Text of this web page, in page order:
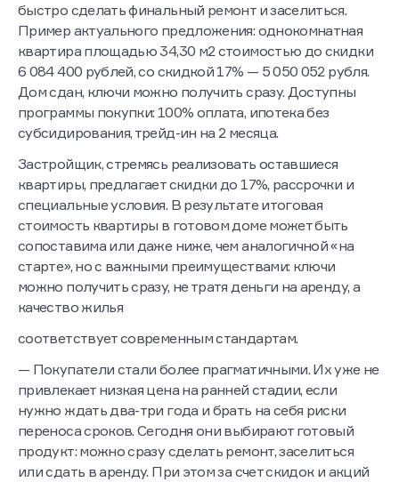
быстро сделать финальный ремонт и заселиться.
Пример актуального предложения: однокомнатная
квартира площадью 34,30 м2 стоимостью до скидки
6 084 400 рублей, со скидкой 17% — 5 050 052 рубля.
Дом сдан, ключи можно получить сразу. Доступны
программы покупки: 100% оплата, ипотека без
субсидирования, трейд-ин на 2 месяца.
Застройщик, стремясь реализовать оставшиеся
квартиры, предлагает скидки до 17%, рассрочки и
специальные условия. В результате итоговая
стоимость квартиры в готовом доме может быть
сопоставима или даже ниже, чем аналогичной «на
старте», но с важными преимуществами: ключи
можно получить сразу, не тратя деньги на аренду, а
качество жилья
соответствует современным стандартам.
— Покупатели стали более прагматичными. Их уже не
привлекает низкая цена на ранней стадии, если
нужно ждать два-три года и брать на себя риски
переноса сроков. Сегодня они выбирают готовый
продукт: можно сразу сделать ремонт, заселиться
или сдать в аренду. При этом за счет скидок и акций